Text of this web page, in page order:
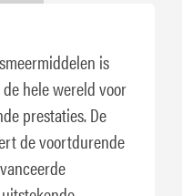
is
hele wereld voor
prestaties. De
de voortdurende